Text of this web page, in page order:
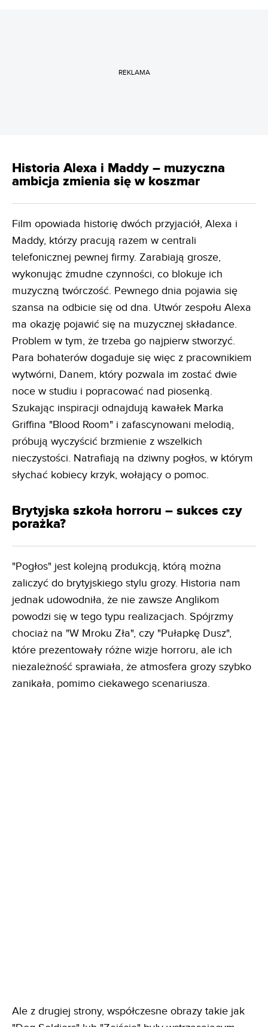
REKLAMA
Historia Alexa i Maddy – muzyczna
ambicja zmienia się w koszmar
Film opowiada historię dwóch przyjaciół, Alexa i
Maddy, którzy pracują razem w centrali
telefonicznej pewnej firmy. Zarabiają grosze,
wykonując żmudne czynności, co blokuje ich
muzyczną twórczość. Pewnego dnia pojawia się
szansa na odbicie się od dna. Utwór zespołu Alexa
ma okazję pojawić się na muzycznej składance.
Problem w tym, że trzeba go najpierw stworzyć.
Para bohaterów dogaduje się więc z pracownikiem
wytwórni, Danem, który pozwala im zostać dwie
noce w studiu i popracować nad piosenką.
Szukając inspiracji odnajdują kawałek Marka
Griffina "Blood Room" i zafascynowani melodią,
próbują wyczyścić brzmienie z wszelkich
nieczystości. Natrafiają na dziwny pogłos, w którym
słychać kobiecy krzyk, wołający o pomoc.
Brytyjska szkoła horroru – sukces czy
porażka?
"Pogłos" jest kolejną produkcją, którą można
zaliczyć do brytyjskiego stylu grozy. Historia nam
jednak udowodniła, że nie zawsze Anglikom
powodzi się w tego typu realizacjach. Spójrzmy
chociaż na "W Mroku Zła", czy "Pułapkę Dusz",
które prezentowały różne wizje horroru, ale ich
niezależność sprawiała, że atmosfera grozy szybko
zanikała, pomimo ciekawego scenariusza.
Ale z drugiej strony, współczesne obrazy takie jak